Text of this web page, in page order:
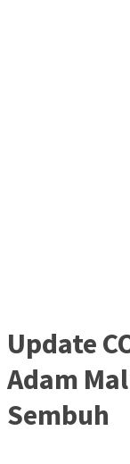
Update
Adam
Sembuh